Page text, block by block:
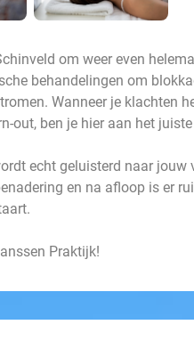
om weer even
behandelingen om
Wanneer je klachten
out, ben je hier aan het juiste
echt geluisterd naar jouw
en na afloop is er
Praktijk!